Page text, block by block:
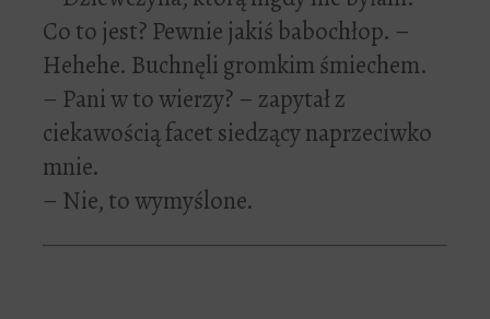
Co to jest? Pewnie jakiś babochłop. –
Hehehe. Buchnęli gromkim śmiechem.
– Pani w to wierzy? – zapytał z
ciekawością facet siedzący naprzeciwko
mnie.
– Nie, to wymyślone.